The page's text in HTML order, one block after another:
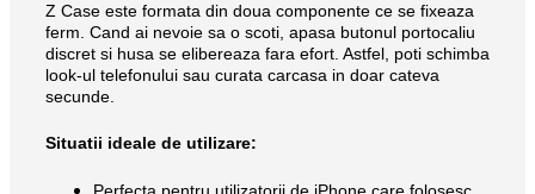
Z Case este formata din doua componente ce se fixeaza
ferm. Cand ai nevoie sa o scoti, apasa butonul portocaliu
discret si husa se elibereaza fara efort. Astfel, poti schimba
look-ul telefonului sau curata carcasa in doar cateva
secunde.
Situatii ideale de utilizare:
Perfecta pentru utilizatorii de iPhone care folosesc